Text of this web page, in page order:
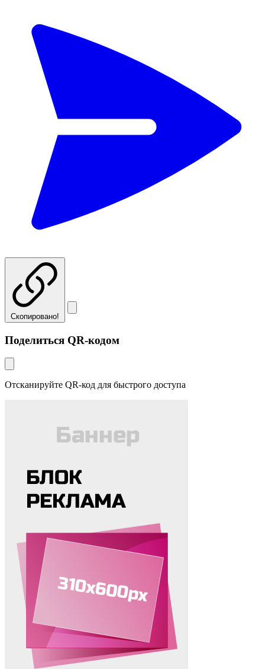
Скопировано!
Поделиться QR-кодом
Отсканируйте QR-код для быстрого доступа